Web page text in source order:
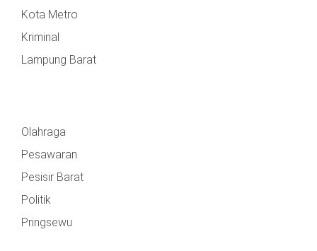
Kota Metro
Kriminal
Lampung Barat
Olahraga
Pesawaran
Pesisir Barat
Politik
Pringsewu